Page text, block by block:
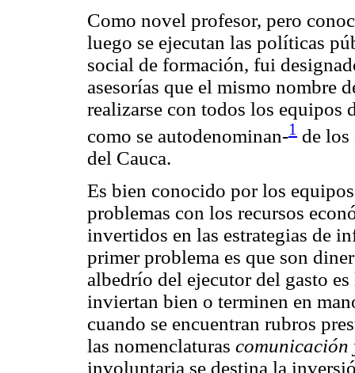
Como novel profesor, pero
luego se ejecutan las políticas
social de formación, fui
asesorías que el mismo nombre
realizarse con todos los
como se autodenominan-1 de
del Cauca.
Es bien conocido por los
problemas con los recursos
invertidos en las estrategias de
primer problema es que son
albedrío del ejecutor del gasto
inviertan bien o terminen en
cuando se encuentran rubros
las nomenclaturas
involuntaria se destina la